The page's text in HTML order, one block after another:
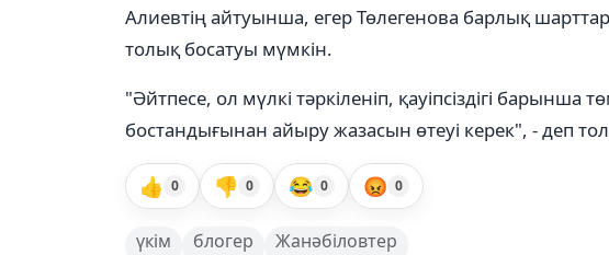
Алиевтің айтуынша, егер Төлегенова барлық
толық босатуы мүмкін.
"Әйтпесе, ол мүлкі тәркіленіп, қауіпсіздігі барынша
бостандығынан айыру жазасын өтеуі керек", - деп
👍 0 👎 0 😂 0 😡 0
үкім блогер Жанәбіловтер